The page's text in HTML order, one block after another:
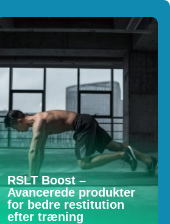
RSLT Boost –
Avancerede produkter
for bedre restitution
efter træning